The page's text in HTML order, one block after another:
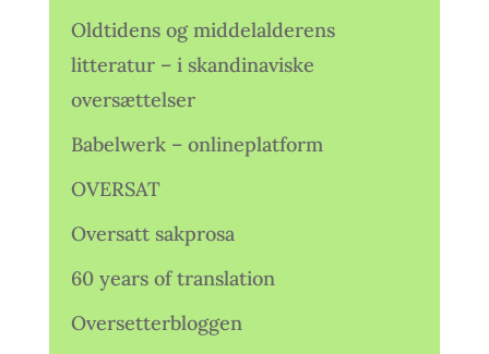
Oldtidens og middelalderens
litteratur – i skandinaviske
oversættelser
Babelwerk – onlineplatform
OVERSAT
Oversatt sakprosa
60 years of translation
Oversetterbloggen